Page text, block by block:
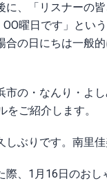
に、「リスナーの
OO曜日です」とい
合の日にちは一般
市の・なんり・よ
をご紹介します。
しぶりです。南里佳
際、1月16日のおし